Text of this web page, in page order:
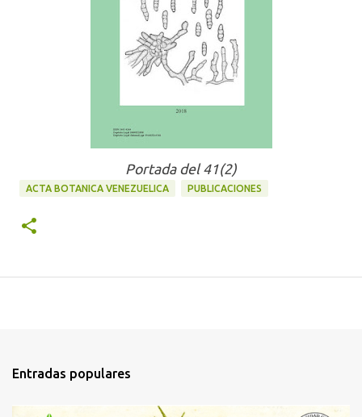
Portada del 41(2)
ACTA BOTANICA VENEZUELICA PUBLICACIONES
Entradas populares